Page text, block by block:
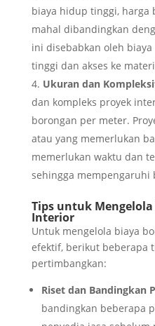
biaya hidup tinggi, harga
mahal dibandingkan
ini disebabkan oleh
tinggi dan akses ke
Ukuran dan
dan kompleks proyek
borongan per meter.
atau yang memerlukan
memerlukan waktu dan
sehingga mempengaruhi
Tips untuk
Interior
Untuk mengelola biaya
efektif, berikut beberapa
pertimbangkan:
Riset dan Bandingkan
bandingkan beberapa